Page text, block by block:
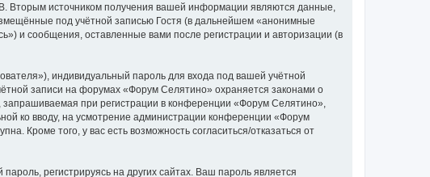
Вторым источником получения вашей информации являются данные,
под учётной записью Гостя (в дальнейшем «анонимные
и сообщения, оставленные вами после регистрации и авторизации (в
индивидуальный пароль для входа под вашей учётной
записи на форумах «Форум Селятино» охраняется законами о
при регистрации в конференции «Форум Селятино»,
ко вводу, на усмотрение администрации конференции «Форум
Кроме того, у вас есть возможность согласиться/отказаться от
регистрируясь на других сайтах. Ваш пароль является